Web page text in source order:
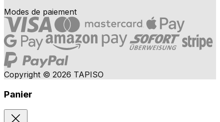
Modes de paiement
Copyright © 2026 TAPISO
Panier